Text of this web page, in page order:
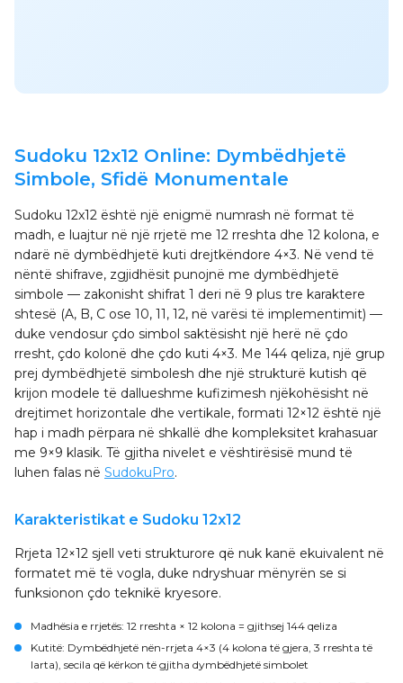
Sudoku 12x12 Online: Dymbëdhjetë
Simbole, Sfidë Monumentale
Sudoku 12x12 është një enigmë numrash në format të
madh, e luajtur në një rrjetë me 12 rreshta dhe 12 kolona, e
ndarë në dymbëdhjetë kuti drejtkëndore 4×3. Në vend të
nëntë shifrave, zgjidhësit punojnë me dymbëdhjetë
simbole — zakonisht shifrat 1 deri në 9 plus tre karaktere
shtesë (A, B, C ose 10, 11, 12, në varësi të implementimit) —
duke vendosur çdo simbol saktësisht një herë në çdo
rresht, çdo kolonë dhe çdo kuti 4×3. Me 144 qeliza, një grup
prej dymbëdhjetë simbolesh dhe një strukturë kutish që
krijon modele të dallueshme kufizimesh njëkohësisht në
drejtimet horizontale dhe vertikale, formati 12×12 është një
hap i madh përpara në shkallë dhe kompleksitet krahasuar
me 9×9 klasik. Të gjitha nivelet e vështirësisë mund të
luhen falas në SudokuPro.
Karakteristikat e Sudoku 12x12
Rrjeta 12×12 sjell veti strukturore që nuk kanë ekuivalent në
formatet më të vogla, duke ndryshuar mënyrën se si
funksionon çdo teknikë kryesore.
Madhësia e rrjetës: 12 rreshta × 12 kolona = gjithsej 144 qeliza
Kutitë: Dymbëdhjetë nën-rrjeta 4×3 (4 kolona të gjera, 3 rreshta të
larta), secila që kërkon të gjitha dymbëdhjetë simbolet